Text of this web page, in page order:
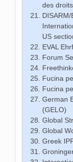
des
US
EVAL
Forum
Fucina
Fucina
German
(GELO)
Global
Global
Greek